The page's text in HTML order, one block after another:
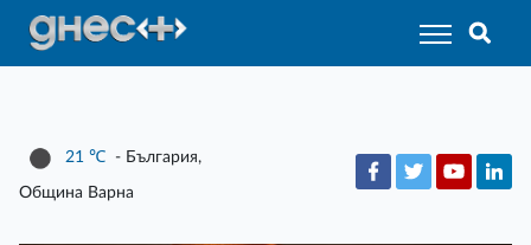
21 ℃ - България,
Община Варна